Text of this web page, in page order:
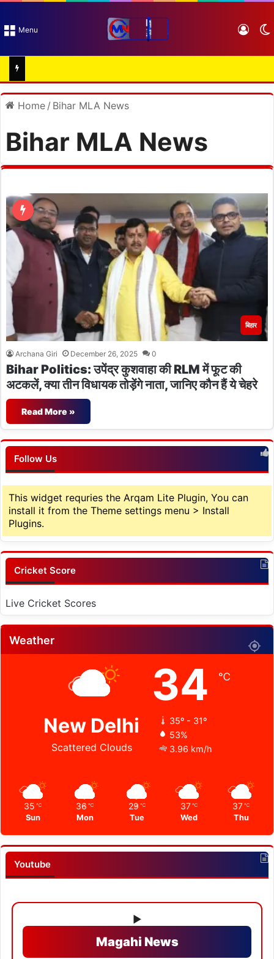
Menu Log
Home / Bihar MLA News
Bihar MLA News
बिहार
Archana Giri December 26, 2025 0
Bihar Politics: उपेंद्र कुशवाहा की RLM में फूट की
अटकलें, क्या तीन विधायक तोड़ेंगे नाता, जानिए कौन हैं ये चेहरे
Read More »
Follow Us
This widget requries the Arqam Lite Plugin, You can
install it from the Theme settings menu > Install
Plugins.
Cricket Score
Live Cricket Scores
Weather
New Delhi
Scattered Clouds
34 ℃
35º - 31º
53%
3.96 km/h
35 ℃
Sun
36 ℃
Mon
29 ℃
Tue
37 ℃
Wed
37 ℃
Thu
Youtube
▶
Magahi News